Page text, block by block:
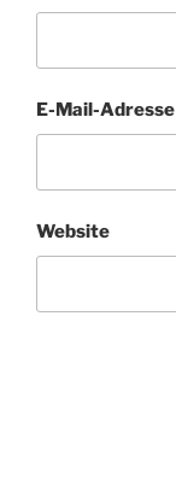
E-Mail-Adresse
Website